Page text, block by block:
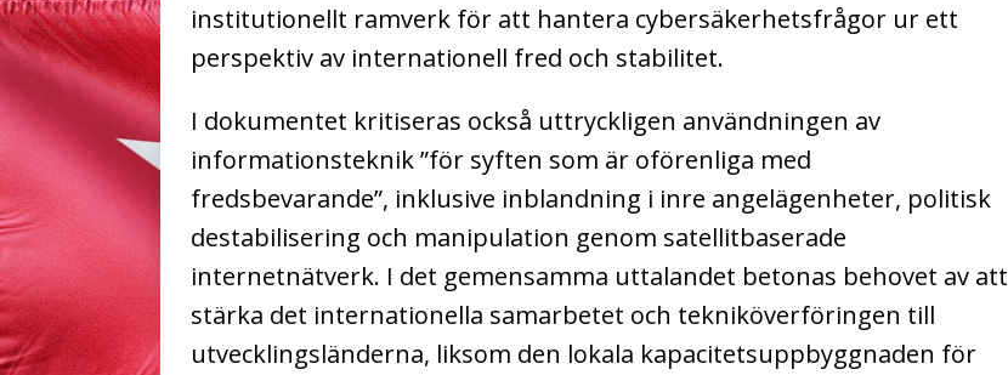
institutionellt ramverk för att hantera cybersäkerhetsfrågor ur ett
perspektiv av internationell fred och stabilitet.
I dokumentet kritiseras också uttryckligen användningen av
informationsteknik ”för syften som är oförenliga med
fredsbevarande”, inklusive inblandning i inre angelägenheter, politisk
destabilisering och manipulation genom satellitbaserade
internetnätverk. I det gemensamma uttalandet betonas behovet av att
stärka det internationella samarbetet och tekniköverföringen till
utvecklingsländerna, liksom den lokala kapacitetsuppbyggnaden för